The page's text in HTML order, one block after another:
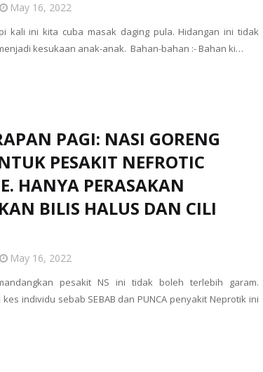
May 16, 2022
kali ini kita cuba masak daging pula. Hidangan ini tidak
kesukaan anak-anak. Bahan-bahan :- Bahan ki…
PAGI: NASI GORENG
PESAKIT NEFROTIC
HANYA PERASAKAN
BILIS HALUS DAN CILI
May 16, 2022
pesakit NS ini tidak boleh terlebih garam.
individu sebab SEBAB dan PUNCA penyakit Neprotik ini